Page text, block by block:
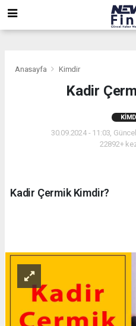
Anasayfa Kimdir
Kadir
30.09.2024 - 11:03,
22892+
Kadir Çermik Kimdir?